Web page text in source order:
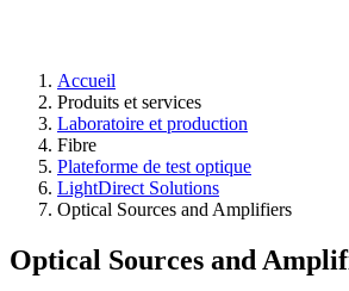
Accueil
Produits et services
Laboratoire et production
Fibre
Plateforme de test optique
LightDirect Solutions
Optical Sources and Amplifiers
Optical Sources and